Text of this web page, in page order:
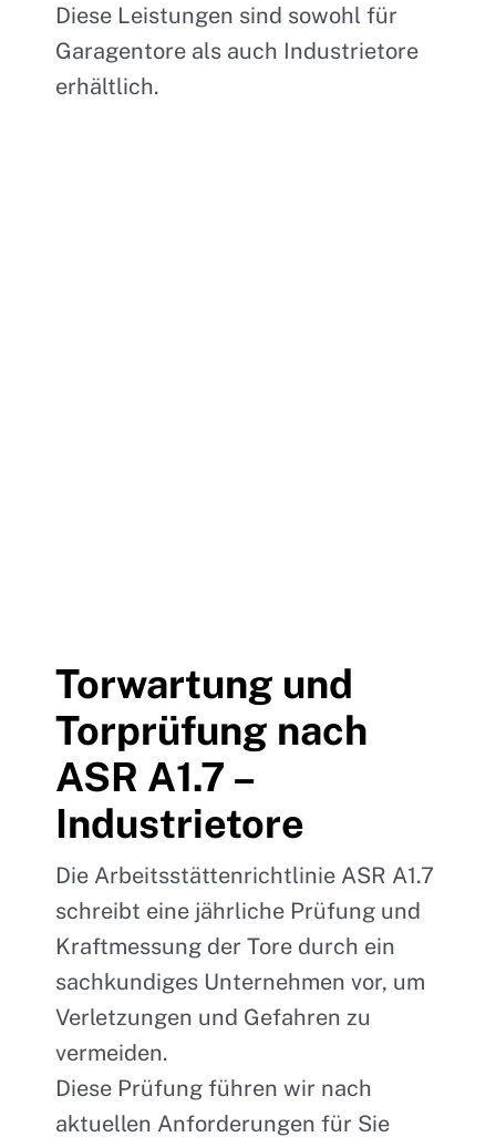
Diese Leistungen sind sowohl für
Garagentore als auch Industrietore
erhältlich.
Torwartung und
Torprüfung nach
ASR A1.7 –
Industrietore
Die Arbeitsstättenrichtlinie ASR A1.7
schreibt eine jährliche Prüfung und
Kraftmessung der Tore durch ein
sachkundiges Unternehmen vor, um
Verletzungen und Gefahren zu
vermeiden.
Diese Prüfung führen wir nach
aktuellen Anforderungen für Sie